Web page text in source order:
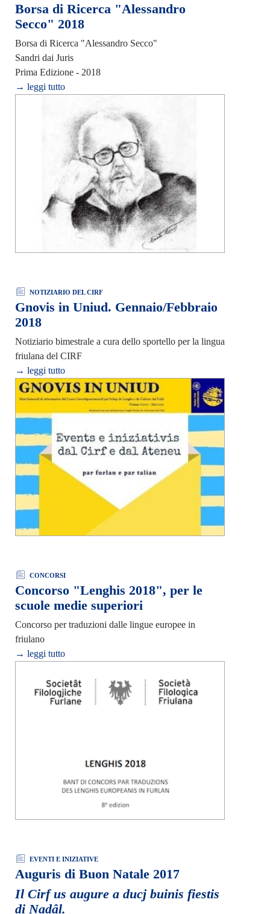
Borsa di Ricerca "Alessandro
Secco" 2018
Borsa di Ricerca "Alessandro Secco"
Sandri dai Juris
Prima Edizione - 2018
→ leggi tutto
NOTIZIARIO DEL CIRF
Gnovis in Uniud. Gennaio/Febbraio
2018
Notiziario bimestrale a cura dello sportello per la lingua
friulana del CIRF
→ leggi tutto
CONCORSI
Concorso "Lenghis 2018", per le
scuole medie superiori
Concorso per traduzioni dalle lingue europee in
friulano
→ leggi tutto
EVENTI E INIZIATIVE
Auguris di Buon Natale 2017
Il Cirf us augure a ducj buinis fiestis
di Nadâl.